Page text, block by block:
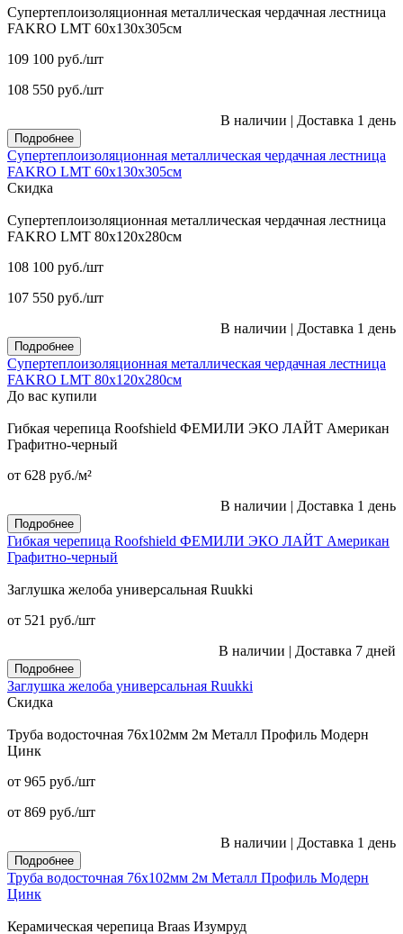
Супертеплоизоляционная металлическая чердачная лестница
FAKRO LMT 60х130х305см
109 100 руб./шт
108 550 руб./шт
В наличии | Доставка 1 день
Подробнее
Супертеплоизоляционная металлическая чердачная лестница
FAKRO LMT 60х130х305см
Скидка
Супертеплоизоляционная металлическая чердачная лестница
FAKRO LMT 80х120х280см
108 100 руб./шт
107 550 руб./шт
В наличии | Доставка 1 день
Подробнее
Супертеплоизоляционная металлическая чердачная лестница
FAKRO LMT 80х120х280см
До вас купили
Гибкая черепица Roofshield ФЕМИЛИ ЭКО ЛАЙТ Американ
Графитно-черный
от 628 руб./м²
В наличии | Доставка 1 день
Подробнее
Гибкая черепица Roofshield ФЕМИЛИ ЭКО ЛАЙТ Американ
Графитно-черный
Заглушка желоба универсальная Ruukki
от 521 руб./шт
В наличии | Доставка 7 дней
Подробнее
Заглушка желоба универсальная Ruukki
Скидка
Труба водосточная 76x102мм 2м Металл Профиль Модерн
Цинк
от 965 руб./шт
от 869 руб./шт
В наличии | Доставка 1 день
Подробнее
Труба водосточная 76x102мм 2м Металл Профиль Модерн
Цинк
Керамическая черепица Braas Изумруд